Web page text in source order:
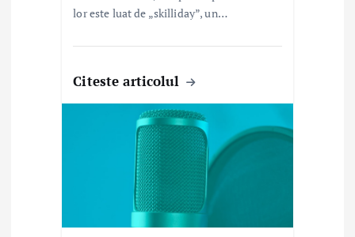
lor este luat de „skilliday”, un…
Citeste articolul